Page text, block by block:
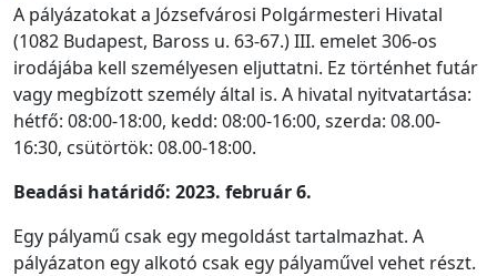
A pályázatokat a Józsefvárosi Polgármesteri Hivatal
(1082 Budapest, Baross u. 63-67.) III. emelet 306-os
irodájába kell személyesen eljuttatni. Ez történhet futár
vagy megbízott személy által is. A hivatal nyitvatartása:
hétfő: 08:00-18:00, kedd: 08:00-16:00, szerda: 08.00-
16:30, csütörtök: 08.00-18:00.
Beadási határidő: 2023. február 6.
Egy pályamű csak egy megoldást tartalmazhat. A
pályázaton egy alkotó csak egy pályaművel vehet részt.